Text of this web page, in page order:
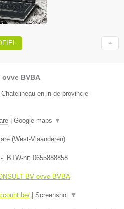
ovve BVBA
en in de provincie
Google maps ▼
(West-Vlaanderen)
-, BTW-nr: 0655888858
BV ovve BVBA
Screenshot ▼